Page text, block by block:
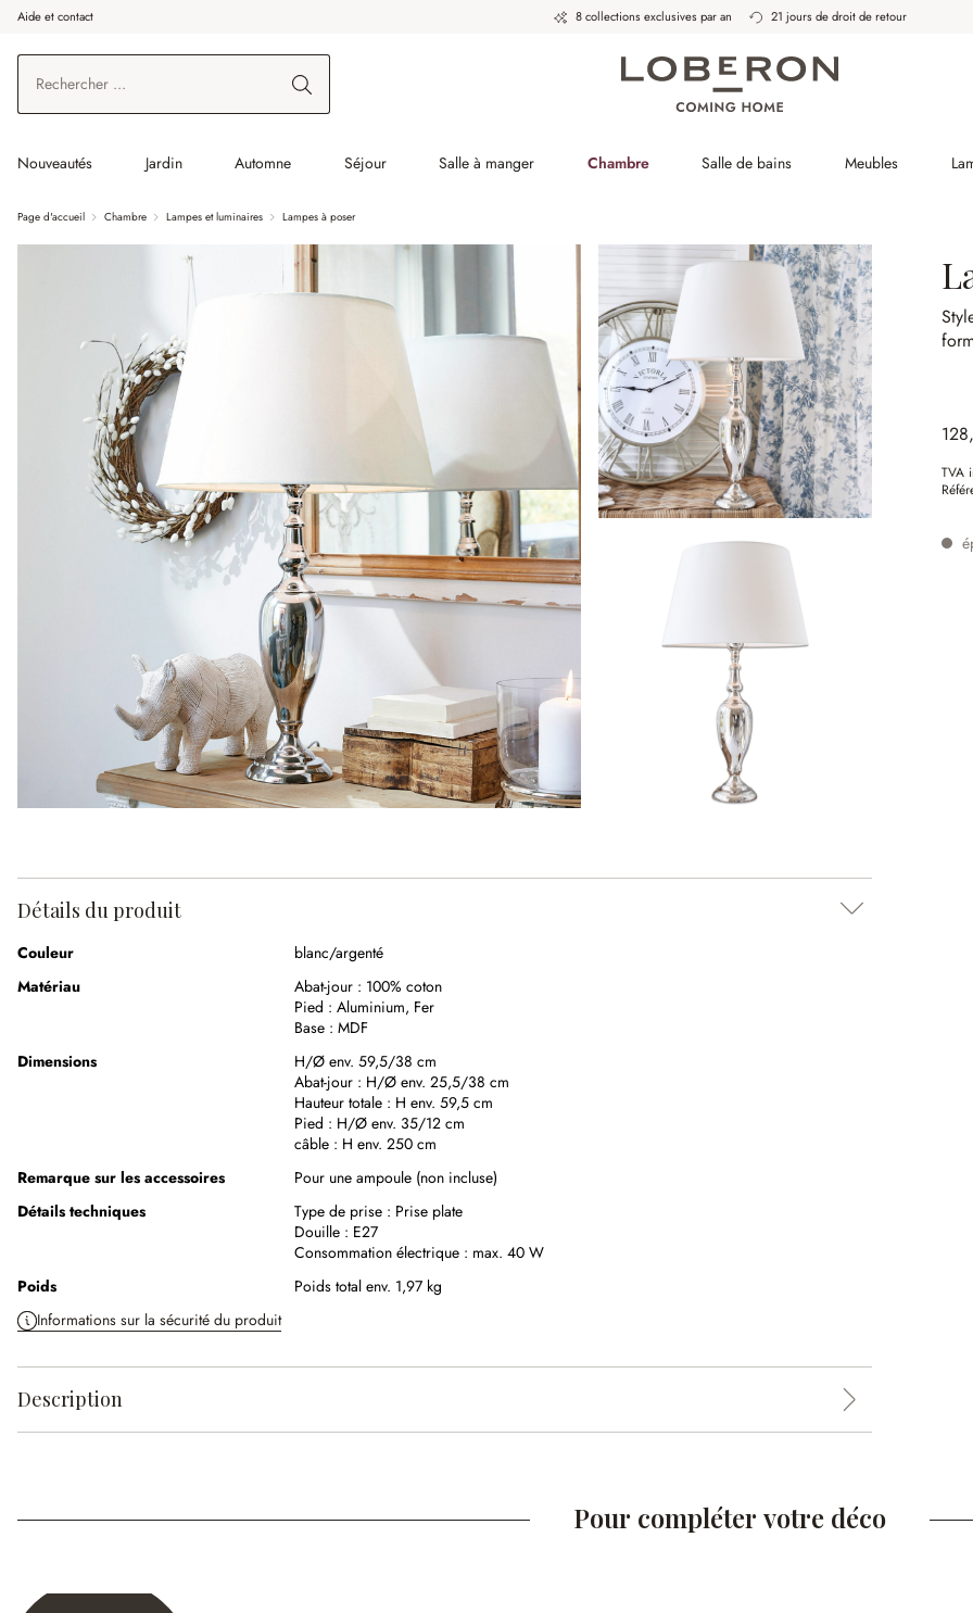
au contenu principal
Aller à la recherche
Aller à la navigation principale
Aide et contact 8 collections exclusives par an 21 jours de droit de retour
Nouveautés Jardin Automne Séjour Salle à manger Chambre Salle de bains Meubles
Page d'accueil Chambre Lampes et luminaires Lampes à poser
TVA
Détails du produit
Couleur
blanc/argenté
Matériau
Abat-jour : 100% coton
Pied : Aluminium, Fer
Base : MDF
Dimensions
H/Ø env. 59,5/38 cm
Abat-jour : H/Ø env. 25,5/38 cm
Hauteur totale : H env. 59,5 cm
Pied : H/Ø env. 35/12 cm
câble : H env. 250 cm
Remarque sur les accessoires
Pour une ampoule (non incluse)
Détails techniques
Type de prise : Prise plate
Douille : E27
Consommation électrique : max. 40 W
Poids
Poids total env. 1,97 kg
Informations sur la sécurité du produit
Description
Pour compléter votre déco